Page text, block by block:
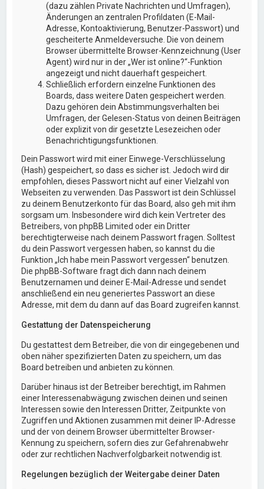
(dazu zählen Private Nachrichten und Umfragen),
Änderungen an zentralen Profildaten (E-Mail-
Adresse, Kontoaktivierung, Benutzer-Passwort) und
gescheiterte Anmeldeversuche. Die von deinem
Browser übermittelte Browser-Kennzeichnung (User
Agent) wird nur in der „Wer ist online?“-Funktion
angezeigt und nicht dauerhaft gespeichert.
Schließlich erfordern einzelne Funktionen des
Boards, dass weitere Daten gespeichert werden.
Dazu gehören dein Abstimmungsverhalten bei
Umfragen, der Gelesen-Status von deinen Beiträgen
oder explizit von dir gesetzte Lesezeichen oder
Benachrichtigungsfunktionen.
Dein Passwort wird mit einer Einwege-Verschlüsselung
(Hash) gespeichert, so dass es sicher ist. Jedoch wird dir
empfohlen, dieses Passwort nicht auf einer Vielzahl von
Webseiten zu verwenden. Das Passwort ist dein Schlüssel
zu deinem Benutzerkonto für das Board, also geh mit ihm
sorgsam um. Insbesondere wird dich kein Vertreter des
Betreibers, von phpBB Limited oder ein Dritter
berechtigterweise nach deinem Passwort fragen. Solltest
du dein Passwort vergessen haben, so kannst du die
Funktion „Ich habe mein Passwort vergessen“ benutzen.
Die phpBB-Software fragt dich dann nach deinem
Benutzernamen und deiner E-Mail-Adresse und sendet
anschließend ein neu generiertes Passwort an diese
Adresse, mit dem du dann auf das Board zugreifen kannst.
Gestattung der Datenspeicherung
Du gestattest dem Betreiber, die von dir eingegebenen und
oben näher spezifizierten Daten zu speichern, um das
Board betreiben und anbieten zu können.
Darüber hinaus ist der Betreiber berechtigt, im Rahmen
einer Interessenabwägung zwischen deinen und seinen
Interessen sowie den Interessen Dritter, Zeitpunkte von
Zugriffen und Aktionen zusammen mit deiner IP-Adresse
und der von deinem Browser übermittelter Browser-
Kennung zu speichern, sofern dies zur Gefahrenabwehr
oder zur rechtlichen Nachverfolgbarkeit notwendig ist.
Regelungen bezüglich der Weitergabe deiner Daten